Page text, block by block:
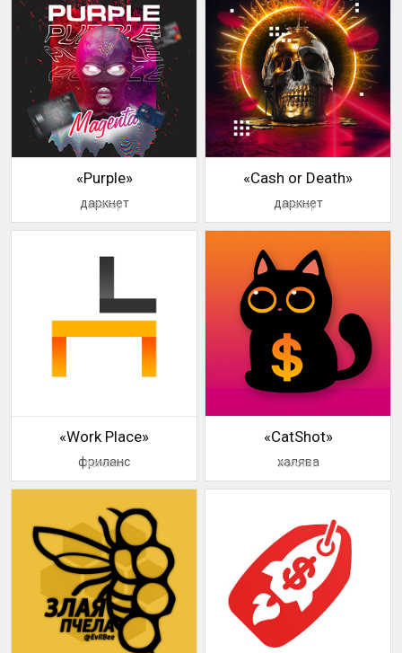
«Purple»
даркнет
аватар
«Cash or Death»
даркнет
аватар
«Work Place»
фриланс
логотип
«CatShot»
халява
логотип